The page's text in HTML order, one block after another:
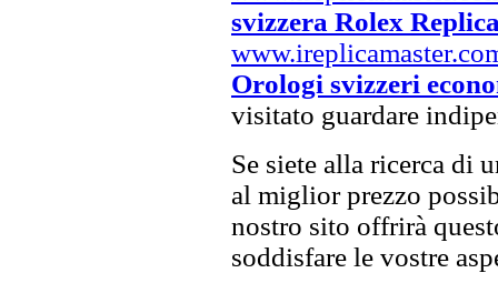
svizzera Rolex
Orologi svizzeri
visitato guardare
Se siete alla ricerca di
al miglior prezzo
nostro sito offrirà
soddisfare le vostre